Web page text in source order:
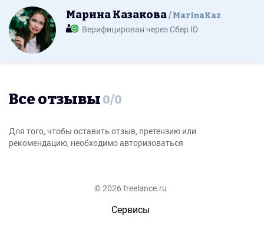
Марина Казакова MarinaKaz
Верифицирован через Сбер ID
Все отзывы 0/0
Для того, чтобы оставить отзыв, претензию или
рекомендацию, необходимо авторизоваться
© 2026 freelance.ru
Сервисы